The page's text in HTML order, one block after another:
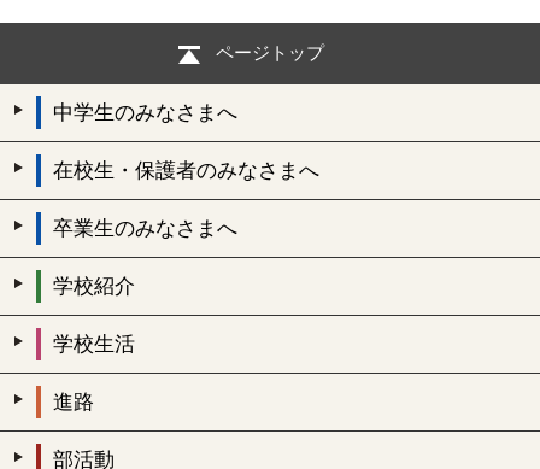
ページトップ
中学生のみなさまへ
在校生・保護者のみなさまへ
卒業生のみなさまへ
学校紹介
学校生活
進路
部活動